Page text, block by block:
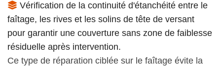
Vérification de la continuité d'étanchéité entre le
faîtage, les rives et les solins de tête de versant
pour garantir une couverture sans zone de faiblesse
résiduelle après intervention.
Ce type de réparation ciblée sur le faîtage évite la